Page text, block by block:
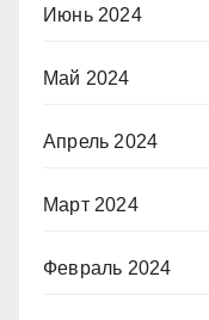
Июнь 2024
Май 2024
Апрель 2024
Март 2024
Февраль 2024